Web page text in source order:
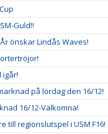
Guld!!
önskar Lindås Waves!
igår!
på lördag den 16/12!
16/12-Välkomna!
till regionslutspel i USM F16!